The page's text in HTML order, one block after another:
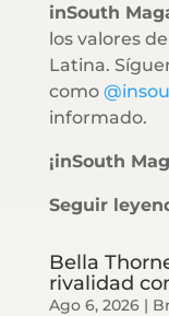
inSouth
los valores
Latina.
como
informado.
¡inSouth
Seguir
Bella
rivalidad
Ago 6, 2026|